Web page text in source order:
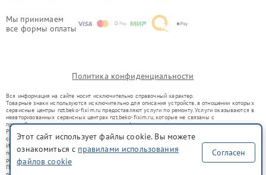
Мы принимаем
все формы оплаты
Политика конфиденциальности
Вся информация на сайте носит исключительно справочный характер.
Товарные знаки используются исключительно для описания устройств, в отношении которых
сервисные центры nzt.beko-fixim.ru предоставляют услуги по ремонту. Услуги оказываются в
неавторизованных сервисных центрах nzt.beko-fixim.ru, которые не связаны с
правообладателями товарных знаков или их официальными представителями.
Ремонт осуществляется для устройств, уже введенных в гражданский оборот в соответствии
со статьей 1487 ГК РФ.
Использование товарных знаков не преследует цели индивидуализации услуг или введения
потребителей в заблуждение, а служит для информирования о предоставляемых услугах по
ремонту техники указанных брендов.
Представленная на сайте информация не является публичной офертой, определяемой
Этот сайт использует файлы cookie. Вы можете
ознакомиться с правилами использования
файлов cookie
Согласен